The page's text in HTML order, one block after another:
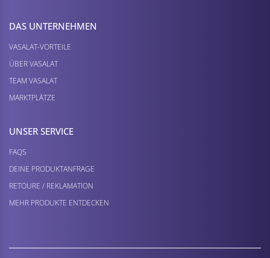
DAS UNTERNEHMEN
VASALAT-VORTEILE
ÜBER VASALAT
TEAM VASALAT
MARKTPLÄTZE
UNSER SERVICE
FAQS
DEINE PRODUKTANFRAGE
RETOURE / REKLAMATION
MEHR PRODUKTE ENTDECKEN